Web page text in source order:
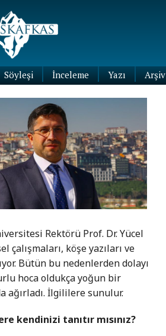
Söyleşi İnceleme
Yazı
Yazıları
Arşiv
Rektörü Prof. Dr. Yücel
köşe yazıları ve
Bütün bu nedenlerden dolayı
hoca oldukça yoğun bir
ağırladı. İlgililere sunulur.
kendinizi tanıtır mısınız?